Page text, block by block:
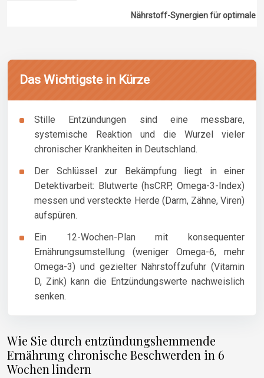
Nährstoff-Synergien für optimale
Das Wichtigste in Kürze
Stille Entzündungen sind eine messbare,
systemische Reaktion und die Wurzel vieler
chronischer Krankheiten in Deutschland.
Der Schlüssel zur Bekämpfung liegt in einer
Detektivarbeit: Blutwerte (hsCRP, Omega-3-Index)
messen und versteckte Herde (Darm, Zähne, Viren)
aufspüren.
Ein 12-Wochen-Plan mit konsequenter
Ernährungsumstellung (weniger Omega-6, mehr
Omega-3) und gezielter Nährstoffzufuhr (Vitamin
D, Zink) kann die Entzündungswerte nachweislich
senken.
Wie Sie durch entzündungshemmende
Ernährung chronische Beschwerden in 6
Wochen lindern